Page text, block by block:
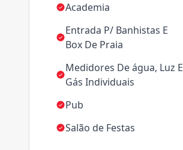
Academia
Entrada P/ Banhistas E
Box De Praia
Medidores De água, Luz E
Gás Individuais
Pub
Salão de Festas